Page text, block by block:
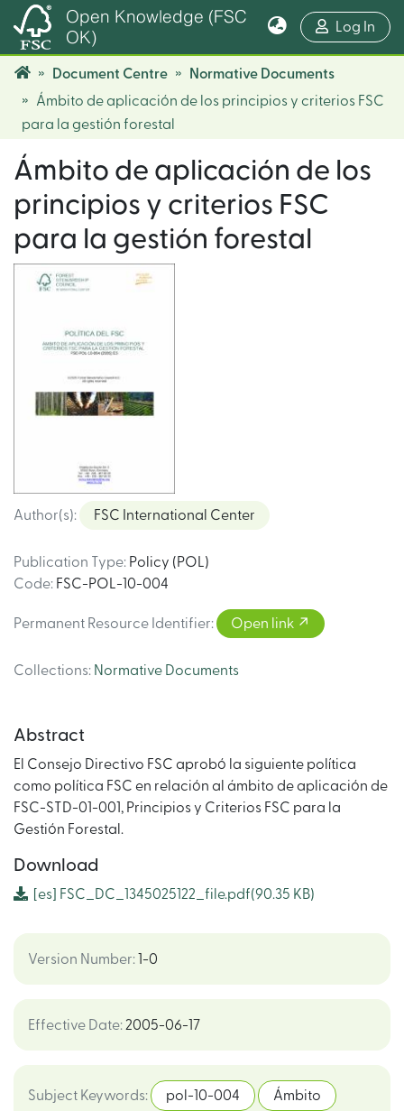
Open Knowledge (FSC
OK)
Log In
Document Centre
Normative Documents
Ámbito de aplicación de los principios y criterios FSC
para la gestión forestal
Ámbito de aplicación de los
principios y criterios FSC
para la gestión forestal
Author(s): FSC International Center
Publication Type: Policy (POL)
Code: FSC-POL-10-004
Permanent Resource Identifier: Open link
Collections: Normative Documents
Abstract
El Consejo Directivo FSC aprobó la siguiente polí­tica
como polí­tica FSC en relación al ámbito de aplicación de
FSC-STD-01-001, Principios y Criterios FSC para la
Gestión Forestal.
Download
[es] FSC_DC_1345025122_file.pdf(90.35 KB)
Version Number: 1-0
Effective Date: 2005-06-17
Subject Keywords: pol-10-004 Ámbito